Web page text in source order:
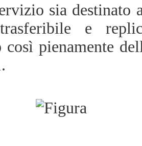
sia destinato
e
così pienamente